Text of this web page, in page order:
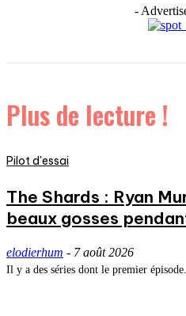
-
Plus de lecture !
Pilot d'essai
The Shards : Ryan
beaux gosses
elodierhum - 7 août 2026
Il y a des séries dont le premier